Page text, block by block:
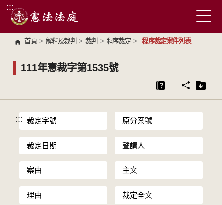
跳到主要內容區塊
:::
首頁 > 解釋及裁判 > 裁判 > 程序裁定 > 程序裁定案件列表
111年憲裁字第1535號
::: 裁定字號 原分案號
裁定日期 聲請人
案由 主文
理由 裁定全文